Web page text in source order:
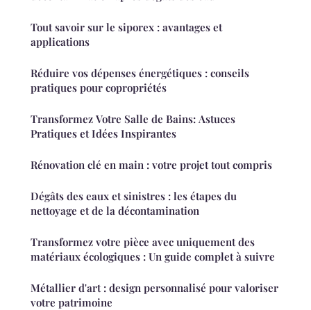
Tout savoir sur le siporex : avantages et
applications
Réduire vos dépenses énergétiques : conseils
pratiques pour copropriétés
Transformez Votre Salle de Bains: Astuces
Pratiques et Idées Inspirantes
Rénovation clé en main : votre projet tout compris
Dégâts des eaux et sinistres : les étapes du
nettoyage et de la décontamination
Transformez votre pièce avec uniquement des
matériaux écologiques : Un guide complet à suivre
Métallier d'art : design personnalisé pour valoriser
votre patrimoine